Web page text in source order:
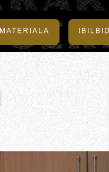
MATERIALA